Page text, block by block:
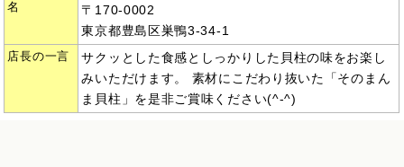
名
〒170-0002
東京都豊島区巣鴨3-34-1
店長の一言
サクッとした食感としっかりした貝柱の味をお楽し
みいただけます。 素材にこだわり抜いた「そのまん
ま貝柱」を是非ご賞味ください(^-^)